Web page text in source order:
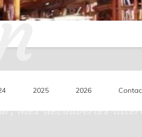
mes découvertes
2025 2026